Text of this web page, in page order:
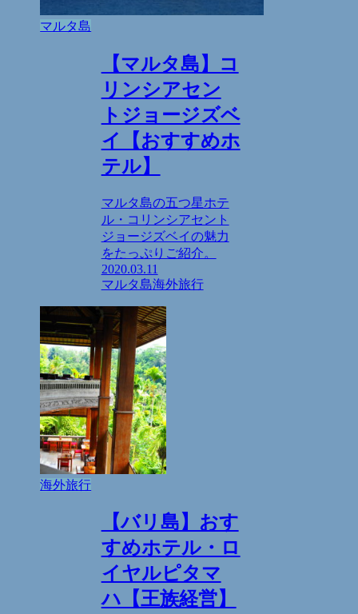
マルタ島
【マルタ島】コ
リンシアセン
トジョージズベ
イ【おすすめホ
テル】
マルタ島の五つ星ホテ
ル・コリンシアセント
ジョージズベイの魅力
をたっぷりご紹介。
2020.03.11
マルタ島海外旅行
海外旅行
【バリ島】おす
すめホテル・ロ
イヤルピタマ
ハ【王族経営】